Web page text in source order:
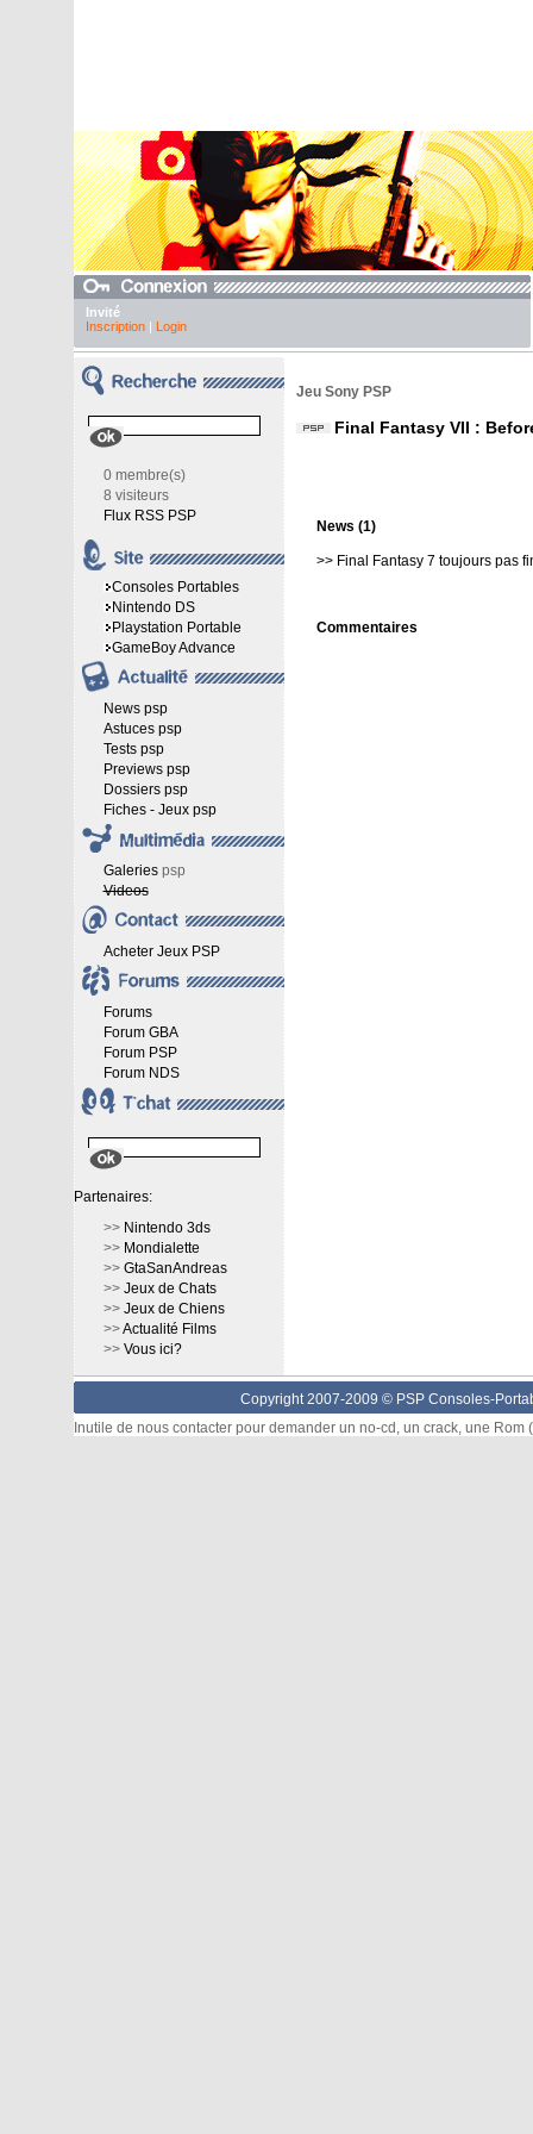
Invité
Inscription| Login
0 membre(s)
8 visiteurs
Flux RSS PSP
Consoles Portables
Nintendo DS
Playstation Portable
GameBoy Advance
News psp
Astuces psp
Tests psp
Previews psp
Dossiers psp
Fiches - Jeux psp
Galeriespsp
Videos
Acheter Jeux PSP
Forums
Forum GBA
Forum PSP
Forum NDS
Partenaires:
>> Nintendo 3ds
>> Mondialette
>> GtaSanAndreas
>> Jeux de Chats
>> Jeux de Chiens
>>Actualité Films
>> Vous ici?
Jeu Sony PSP
Final Fantasy VII :
News (1)
>> Final Fantasy 7 toujours pas
Commentaires
Copyright 2007-2009 © PSP Consoles-
Inutile de nous contacter pour demander un no-cd, un crack, une